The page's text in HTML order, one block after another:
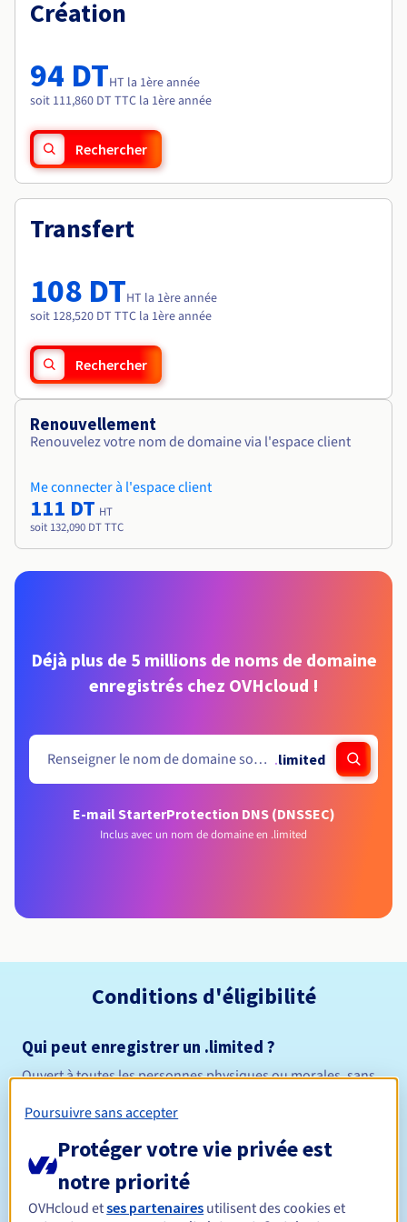
Tarifs
Roadmap & Changelog
Roadmap & Changelog
Création
94 DTHT la 1ère année
soit 111,860 DT TTC la 1ère année
Rechercher
Transfert
108 DTHT la 1ère année
soit 128,520 DT TTC la 1ère année
Rechercher
Renouvellement
Renouvelez votre nom de domaine via l'espace client
Me connecter à l'espace client
111 DT HT
soit 132,090 DT TTC
Déjà plus de 5 millions de noms de domaine
enregistrés chez OVHcloud !
.limited
E-mail StarterProtection DNS (DNSSEC)
Inclus avec un nom de domaine en .limited
Conditions d'éligibilité
Qui peut enregistrer un .limited ?
Ouvert à toutes les personnes physiques ou morales, sans
Durée de réservation
Poursuivre sans accepter
Protéger votre vie privée est
notre priorité
OVHcloud etses partenaires utilisent des cookies et